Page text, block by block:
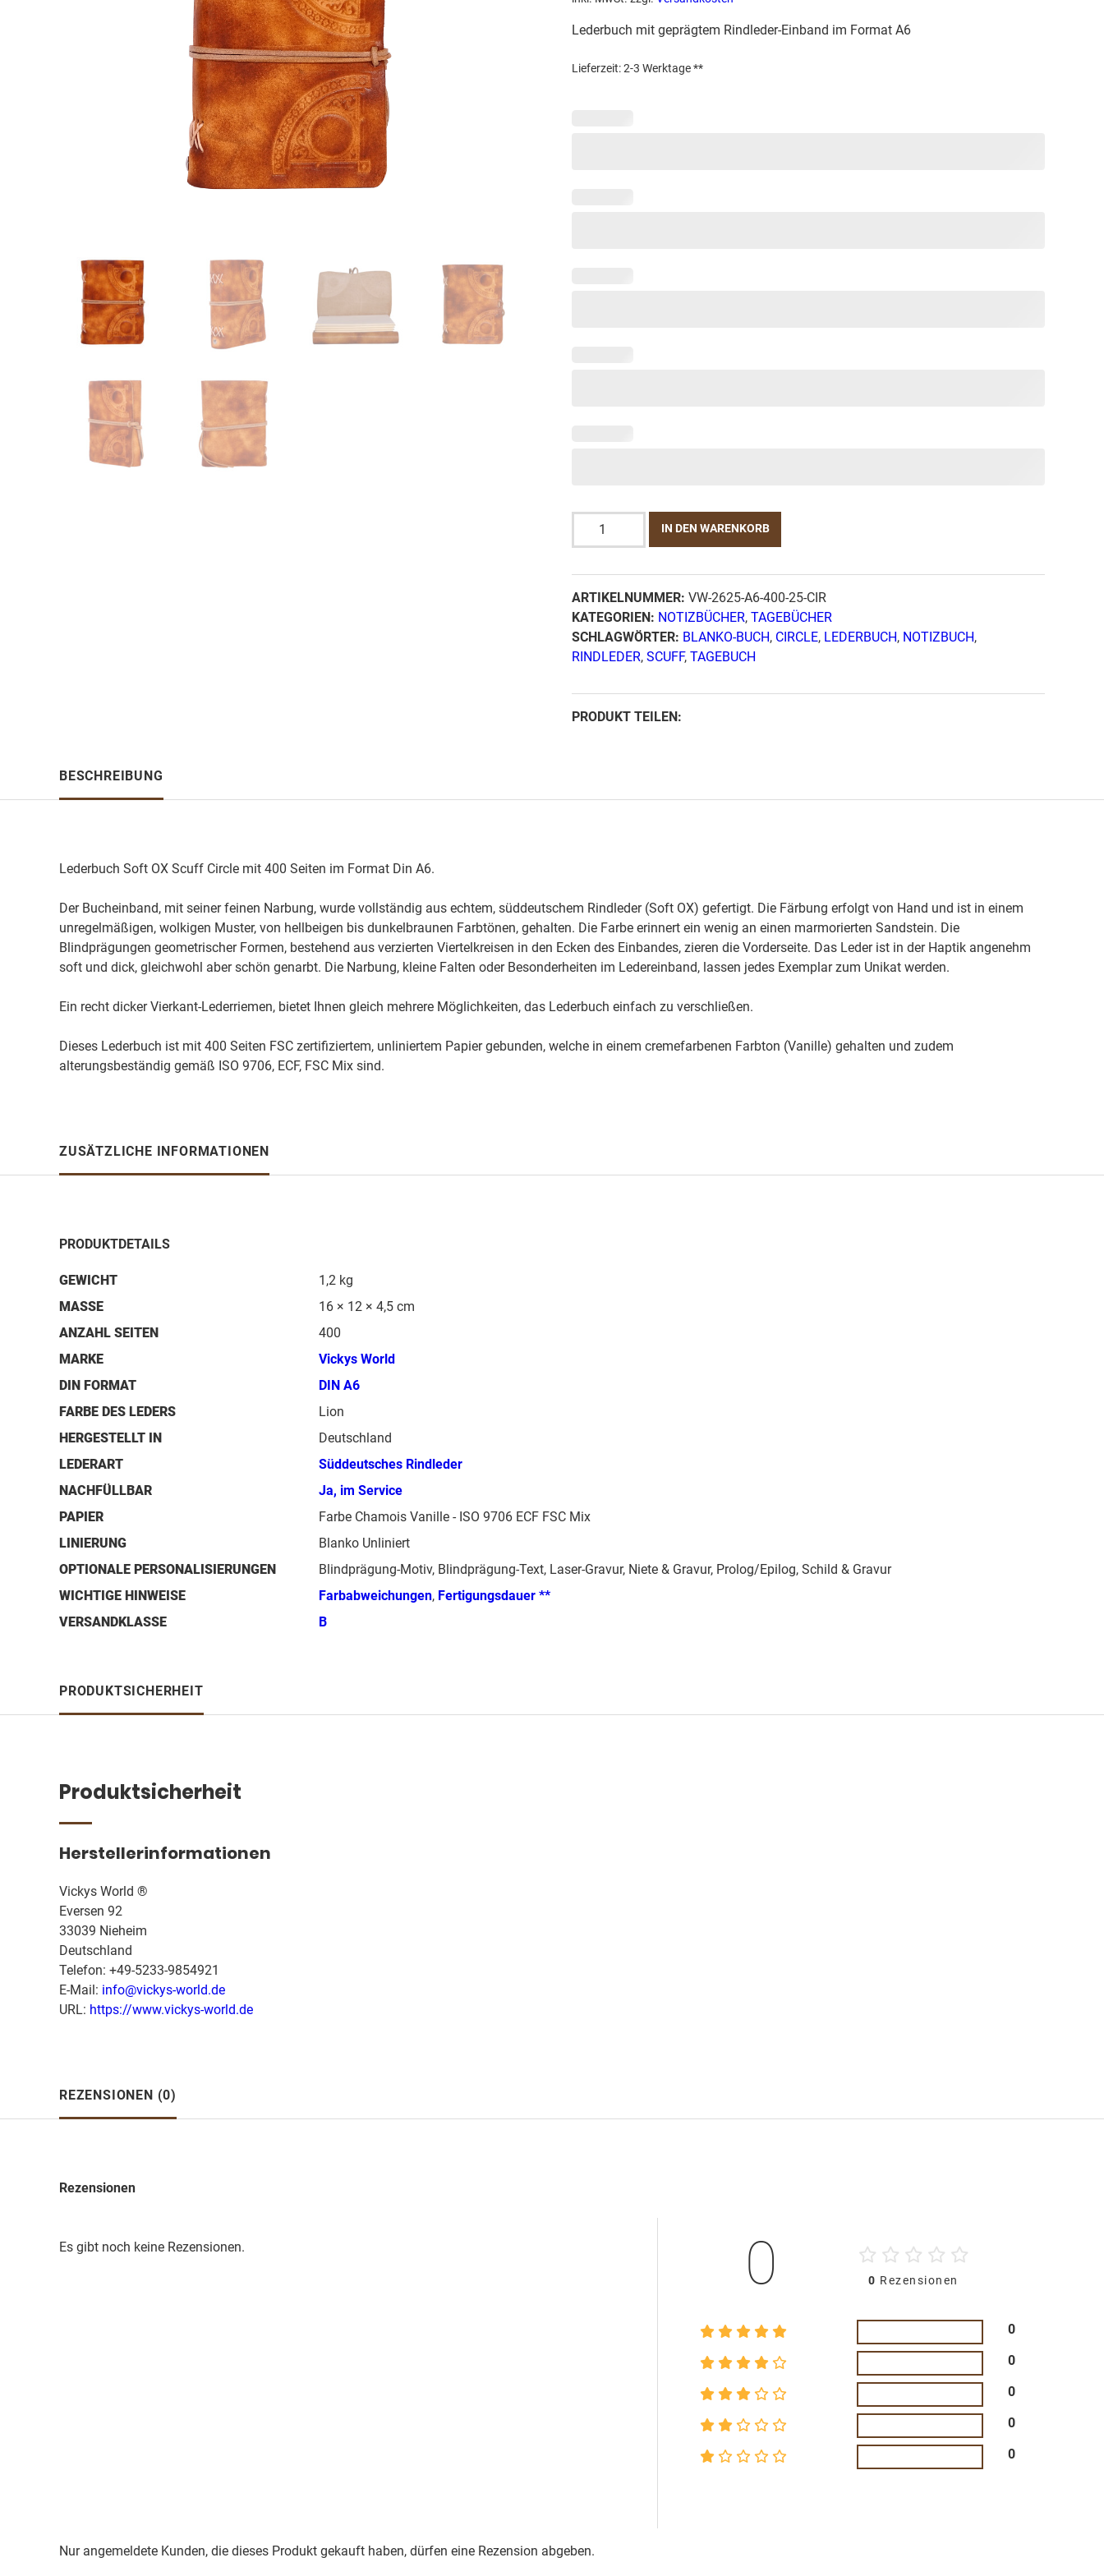
Lederbuch mit geprägtem Rindleder-Einband im Format A6
Lieferzeit:2-3 Werktage **
Leder
OX
Scuff
-
Circle
-
A6
Menge
IN DEN WARENKORB
ARTIKELNUMMER: VW-2625-A6-400-25-CIR
KATEGORIEN: NOTIZBÜCHER, TAGEBÜCHER
SCHLAGWÖRTER: BLANKO-BUCH, CIRCLE, LEDERBUCH, NOTIZBUCH,
RINDLEDER, SCUFF, TAGEBUCH
PRODUKT TEILEN:
BESCHREIBUNG
Lederbuch Soft OX Scuff Circle mit 400 Seiten im Format Din A6.
Der Bucheinband, mit seiner feinen Narbung, wurde vollständig aus echtem, süddeutschem Rindleder (Soft OX) gefertigt. Die Färbung erfolgt von Hand und ist in einem
unregelmäßigen, wolkigen Muster, von hellbeigen bis dunkelbraunen Farbtönen, gehalten. Die Farbe erinnert ein wenig an einen marmorierten Sandstein. Die
Blindprägungen geometrischer Formen, bestehend aus verzierten Viertelkreisen in den Ecken des Einbandes, zieren die Vorderseite. Das Leder ist in der Haptik angenehm
soft und dick, gleichwohl aber schön genarbt. Die Narbung, kleine Falten oder Besonderheiten im Ledereinband, lassen jedes Exemplar zum Unikat werden.
Ein recht dicker Vierkant-Lederriemen, bietet Ihnen gleich mehrere Möglichkeiten, das Lederbuch einfach zu verschließen.
Dieses Lederbuch ist mit 400 Seiten FSC zertifiziertem, unliniertem Papier gebunden, welche in einem cremefarbenen Farbton (Vanille) gehalten und zudem
alterungsbeständig gemäß ISO 9706, ECF, FSC Mix sind.
ZUSÄTZLICHE INFORMATIONEN
PRODUKTDETAILS
GEWICHT
1,2 kg
MASSE
16 × 12 × 4,5 cm
ANZAHL SEITEN
400
MARKE
Vickys World
DIN FORMAT
DIN A6
FARBE DES LEDERS
Lion
HERGESTELLT IN
Deutschland
LEDERART
Süddeutsches Rindleder
NACHFÜLLBAR
Ja, im Service
PAPIER
Farbe Chamois Vanille - ISO 9706 ECF FSC Mix
LINIERUNG
Blanko Unliniert
OPTIONALE PERSONALISIERUNGEN
Blindprägung-Motiv, Blindprägung-Text, Laser-Gravur, Niete & Gravur, Prolog/Epilog, Schild & Gravur
WICHTIGE HINWEISE
Farbabweichungen, Fertigungsdauer **
VERSANDKLASSE
B
PRODUKTSICHERHEIT
Produktsicherheit
Herstellerinformationen
Vickys World ®
Eversen 92
33039 Nieheim
Deutschland
Telefon: +49-5233-9854921
E-Mail: info@vickys-world.de
URL: https://www.vickys-world.de
REZENSIONEN (0)
Rezensionen
Es gibt noch keine Rezensionen. 0 0 Rezensionen
0
0
0
0
0
Nur angemeldete Kunden, die dieses Produkt gekauft haben, dürfen eine Rezension abgeben.